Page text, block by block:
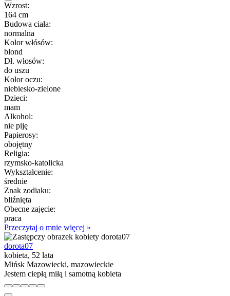
Wzrost:
164 cm
Budowa ciała:
normalna
Kolor włósów:
blond
Dł. włosów:
do uszu
Kolor oczu:
niebiesko-zielone
Dzieci:
mam
Alkohol:
nie piję
Papierosy:
obojętny
Religia:
rzymsko-katolicka
Wykształcenie:
średnie
Znak zodiaku:
bliźnięta
Obecne zajęcie:
praca
Przeczytaj o mnie więcej »
dorota07
kobieta, 52 lata
Mińsk Mazowiecki, mazowieckie
Jestem ciepłą miłą i samotną kobieta